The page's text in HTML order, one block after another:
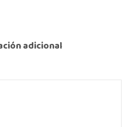
adicional